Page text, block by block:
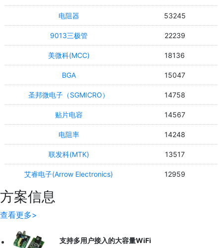
电阻器 53245
9013三极管 22239
美微科(MCC) 18136
BGA 15047
圣邦微电子（SGMICRO） 14758
贴片电容 14567
电阻率 14248
联发科(MTK) 13517
艾睿电子(Arrow Electronics) 12959
方案信息
查看更多>
支持多用户接入的大容量WiFi